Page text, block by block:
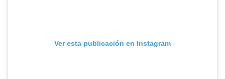
Ver esta publicación en Instagram